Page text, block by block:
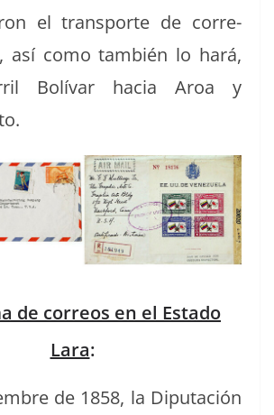
el trans­porte de cor­re­
así como tam­bién lo hará,
Bolí­var hacia Aroa y
de correos en el Estado
Lara:
de 1858, la Diputación